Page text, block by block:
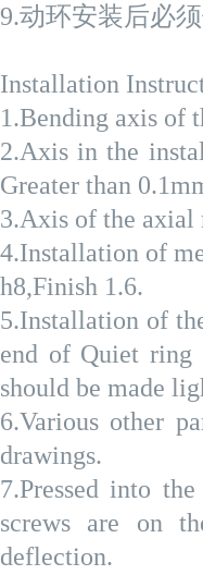
9.动环安装后必
Installation
1.Bending axis of
2.Axis in the
Greater than
3.Axis of the axial
4.Installation of
h8,Finish 1.6.
5.Installation of
end of Quiet ring
should be made
6.Various other
drawings.
7.Pressed into
screws are on
deflection.